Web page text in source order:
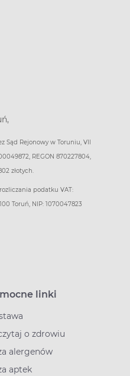
Rejonowy w Toruniu, VII
REGON 870227804,
złotych.
podatku VAT:
Toruń, NIP: 1070047823
linki
o zdrowiu
alergenów
aptek